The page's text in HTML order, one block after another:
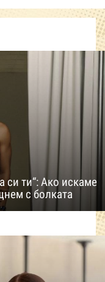
си ти“: Ако искаме
с болката